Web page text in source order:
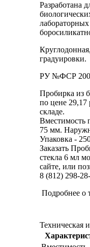
Разработана
градуировки.
РУ №ФСР
Пробирка из
по цене 29,17
складе.
Вместимость
75 мм.
Упаковка -
Заказать
стекла 6 мл
сайте, или
8 (812) 298-
Подробнее о
Техническая